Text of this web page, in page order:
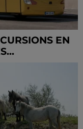
EN